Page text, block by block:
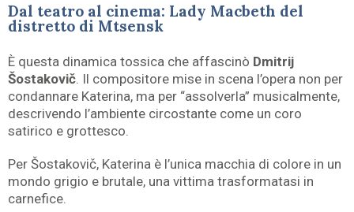
Dal teatro al cinema: Lady Macbeth del
distretto di Mtsensk
È questa dinamica tossica che affascinò Dmitrij
Šostakovič . Il compositore mise in scena l’opera non per
condannare Katerina, ma per “assolverla” musicalmente,
descrivendo l’ambiente circostante come un coro
satirico e grottesco.
Per Šostakovič, Katerina è l’unica macchia di colore in un
mondo grigio e brutale, una vittima trasformatasi in
carnefice.